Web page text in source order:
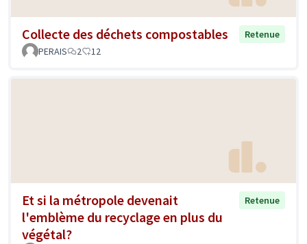
Collecte des déchets compostables
Retenue
PERAIS
2 12
Et si la métropole devenait
l'emblème du recyclage en plus du
végétal?
Retenue